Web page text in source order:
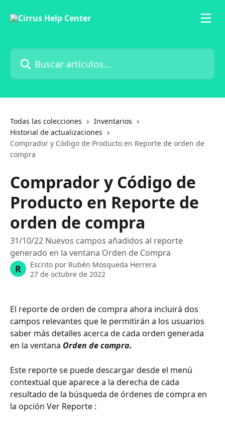
Buscar artículos...
Todas las colecciones
Inventarios
Historial de actualizaciones
Comprador y Código de Producto en Reporte de orden de
compra
Comprador y Código de
Producto en Reporte de
orden de compra
31/10/22 Nuevos campos añadidos al reporte
generado en la ventana Orden de Compra
R Escrito por Rubén Mosqueda Herrera
27 de octubre de 2022
El reporte de orden de compra ahora incluirá dos
campos relevantes que le permitirán a los usuarios
saber más detalles acerca de cada orden generada
en la ventana Orden de compra.
Este reporte se puede descargar desde el menú
contextual que aparece a la derecha de cada
resultado de la búsqueda de órdenes de compra en
la opción Ver Reporte :